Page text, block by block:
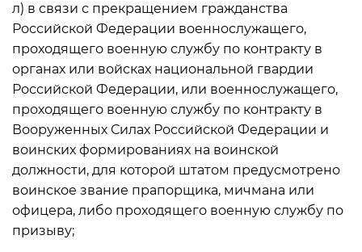
л) в связи с прекращением гражданства
Российской Федерации военнослужащего,
проходящего военную службу по контракту в
органах или войсках национальной гвардии
Российской Федерации, или военнослужащего,
проходящего военную службу по контракту в
Вооруженных Силах Российской Федерации и
воинских формированиях на воинской
должности, для которой штатом предусмотрено
воинское звание прапорщика, мичмана или
офицера, либо проходящего военную службу по
призыву;